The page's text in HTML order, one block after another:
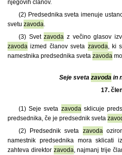
njegovih članov.
(2) Predsednika sveta imenuje
svetu zavoda.
(3) Svetzavoda z večino glasov
zavoda izmed članov sveta zavoda, ki
namestnika predsednika sveta zavoda
Seje sveta zavoda in
17.
(1) Seje sveta zavodasklicuje
predsednika, če je predsednik sveta
(2) Predsednik sveta zavoda
namestnik predsednika mora sklicati
zahteva direktor zavoda, najmanj trije